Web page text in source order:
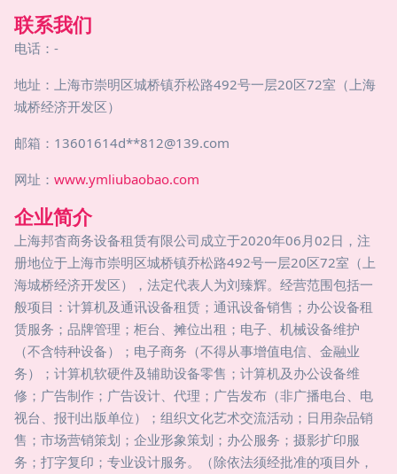
联系我们
电话：-
地址：上海市崇明区城桥镇乔松路492号一层20区72室（上海
城桥经济开发区）
邮箱：13601614d**812@139.com
网址： www.ymliubaobao.com
企业简介
上海邦杳商务设备租赁有限公司成立于2020年06月02日，注
册地位于上海市崇明区城桥镇乔松路492号一层20区72室（上
海城桥经济开发区），法定代表人为刘臻辉。经营范围包括一
般项目：计算机及通讯设备租赁；通讯设备销售；办公设备租
赁服务；品牌管理；柜台、摊位出租；电子、机械设备维护
（不含特种设备）；电子商务（不得从事增值电信、金融业
务）；计算机软硬件及辅助设备零售；计算机及办公设备维
修；广告制作；广告设计、代理；广告发布（非广播电台、电
视台、报刊出版单位）；组织文化艺术交流活动；日用杂品销
售；市场营销策划；企业形象策划；办公服务；摄影扩印服
务；打字复印；专业设计服务。（除依法须经批准的项目外，